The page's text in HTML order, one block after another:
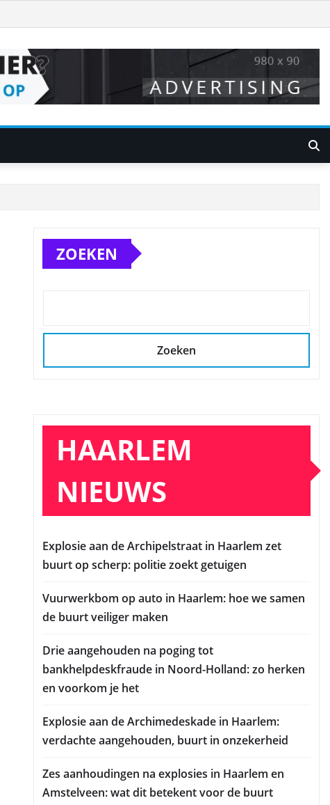
ZOEKEN
Zoeken
HAARLEM
NIEUWS
Explosie aan de Archipelstraat in Haarlem zet
buurt op scherp: politie zoekt getuigen
Vuurwerkbom op auto in Haarlem: hoe we samen
de buurt veiliger maken
Drie aangehouden na poging tot
bankhelpdeskfraude in Noord-Holland: zo herken
en voorkom je het
Explosie aan de Archimedeskade in Haarlem:
verdachte aangehouden, buurt in onzekerheid
Zes aanhoudingen na explosies in Haarlem en
Amstelveen: wat dit betekent voor de buurt